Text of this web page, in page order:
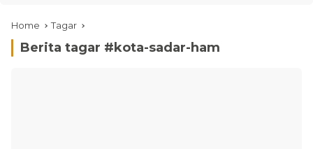
Home Tagar
Berita tagar #kota-sadar-ham